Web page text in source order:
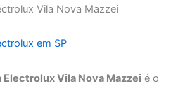
Vila Nova Mazzei
em SP
Vila Nova Mazzei é o